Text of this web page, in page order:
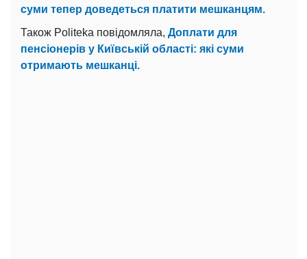
суми тепер доведеться платити мешканцям.
Також Politeka повідомляла, Доплати для
пенсіонерів у Київській області: які суми
отримають мешканці.